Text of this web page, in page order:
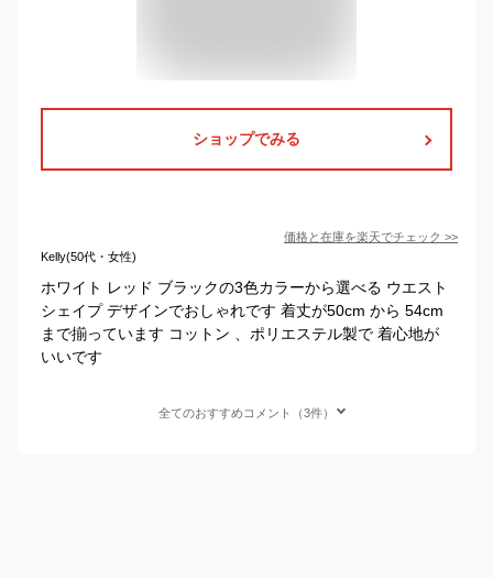
ショップでみる
価格と在庫を楽天でチェック >>
Kelly(50代・女性)
ホワイト レッド ブラックの3色カラーから選べる ウエスト
シェイプ デザインでおしゃれです 着丈が50cm から 54cm
まで揃っています コットン 、ポリエステル製で 着心地が
いいです
全てのおすすめコメント（3件）